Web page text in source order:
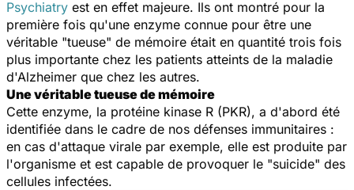
Psychiatry est en effet majeure. Ils ont montré pour la
première fois qu'une enzyme connue pour être une
véritable "tueuse" de mémoire était en quantité trois fois
plus importante chez les patients atteints de la maladie
d'Alzheimer que chez les autres.
Une véritable tueuse de mémoire
Cette enzyme, la protéine kinase R (PKR), a d'abord été
identifiée dans le cadre de nos défenses immunitaires :
en cas d'attaque virale par exemple, elle est produite par
l'organisme et est capable de provoquer le "suicide" des
cellules infectées.